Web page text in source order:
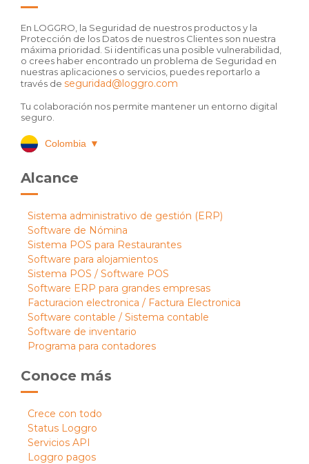
En LOGGRO, la Seguridad de nuestros productos y la
Protección de los Datos de nuestros Clientes son nuestra
máxima prioridad. Si identificas una posible vulnerabilidad,
o crees haber encontrado un problema de Seguridad en
nuestras aplicaciones o servicios, puedes reportarlo a
través de seguridad@loggro.com
Tu colaboración nos permite mantener un entorno digital
seguro.
Colombia ▼
Alcance
Sistema administrativo de gestión (ERP)
Software de Nómina
Sistema POS para Restaurantes
Software para alojamientos
Sistema POS / Software POS
Software ERP para grandes empresas
Facturacion electronica / Factura Electronica
Software contable / Sistema contable
Software de inventario
Programa para contadores
Conoce más
Crece con todo
Status Loggro
Servicios API
Loggro pagos